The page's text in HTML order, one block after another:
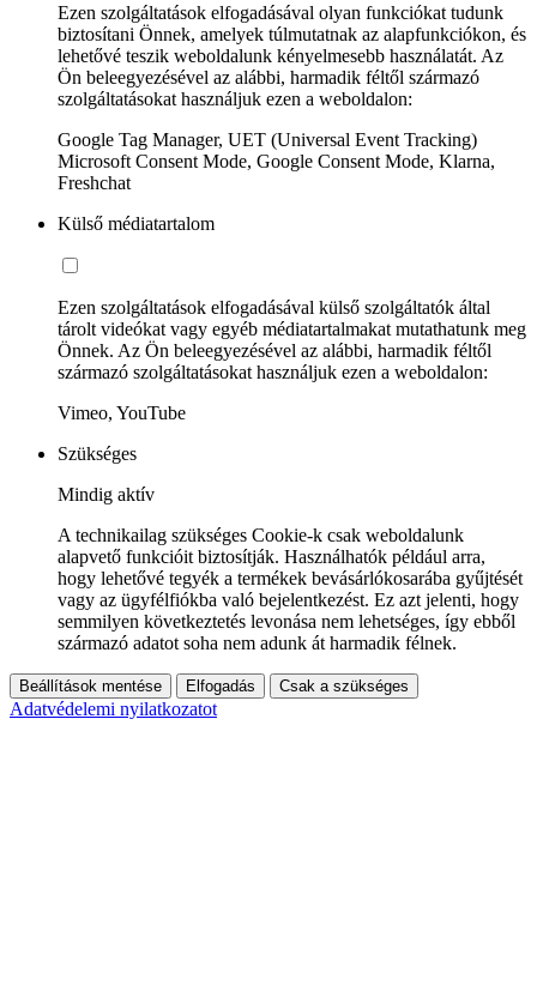
Ezen szolgáltatások elfogadásával olyan funkciókat tudunk
biztosítani Önnek, amelyek túlmutatnak az alapfunkciókon, és
lehetővé teszik weboldalunk kényelmesebb használatát. Az
Ön beleegyezésével az alábbi, harmadik féltől származó
szolgáltatásokat használjuk ezen a weboldalon:
Google Tag Manager, UET (Universal Event Tracking)
Microsoft Consent Mode, Google Consent Mode, Klarna,
Freshchat
Külső médiatartalom
Ezen szolgáltatások elfogadásával külső szolgáltatók által
tárolt videókat vagy egyéb médiatartalmakat mutathatunk meg
Önnek. Az Ön beleegyezésével az alábbi, harmadik féltől
származó szolgáltatásokat használjuk ezen a weboldalon:
Vimeo, YouTube
Szükséges
Mindig aktív
A technikailag szükséges Cookie-k csak weboldalunk
alapvető funkcióit biztosítják. Használhatók például arra,
hogy lehetővé tegyék a termékek bevásárlókosarába gyűjtését
vagy az ügyfélfiókba való bejelentkezést. Ez azt jelenti, hogy
semmilyen következtetés levonása nem lehetséges, így ebből
származó adatot soha nem adunk át harmadik félnek.
Beállítások mentése Elfogadás Csak a szükséges
Adatvédelemi nyilatkozatot